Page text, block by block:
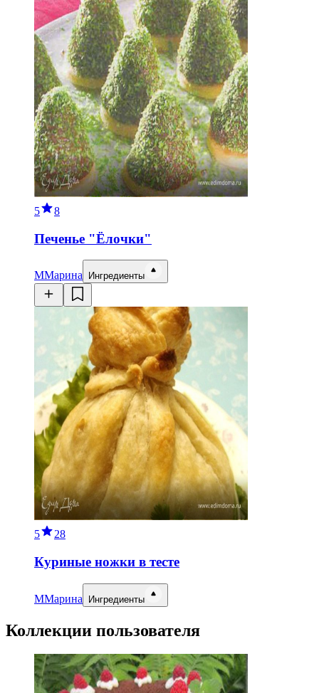
5 8
Печенье "Ёлочки"
ММарина Ингредиенты
5 28
Куриные ножки в тесте
ММарина Ингредиенты
Коллекции пользователя